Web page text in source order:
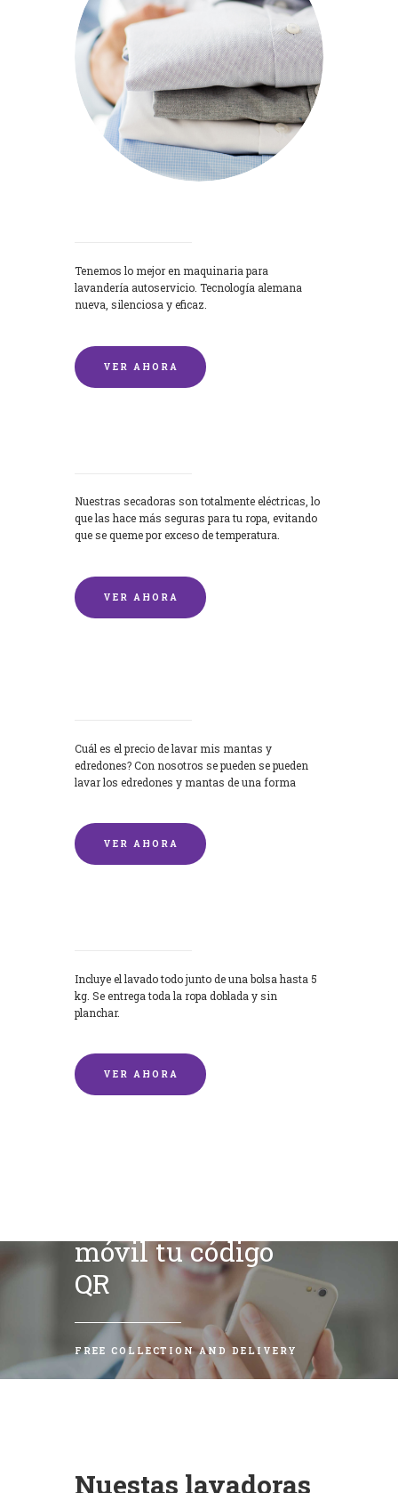
Tenemos lo mejor en maquinaria para
lavandería autoservicio. Tecnología alemana
nueva, silenciosa y eficaz.
VER AHORA
Nuestras secadoras son totalmente eléctricas, lo
que las hace más seguras para tu ropa, evitando
que se queme por exceso de temperatura.
VER AHORA
Cuál es el precio de lavar mis mantas y
edredones? Con nosotros se pueden se pueden
lavar los edredones y mantas de una forma
VER AHORA
Incluye el lavado todo junto de una bolsa hasta 5
kg. Se entrega toda la ropa doblada y sin
planchar.
VER AHORA
móvil tu código
QR
FREE COLLECTION AND DELIVERY
Nuestas lavadoras